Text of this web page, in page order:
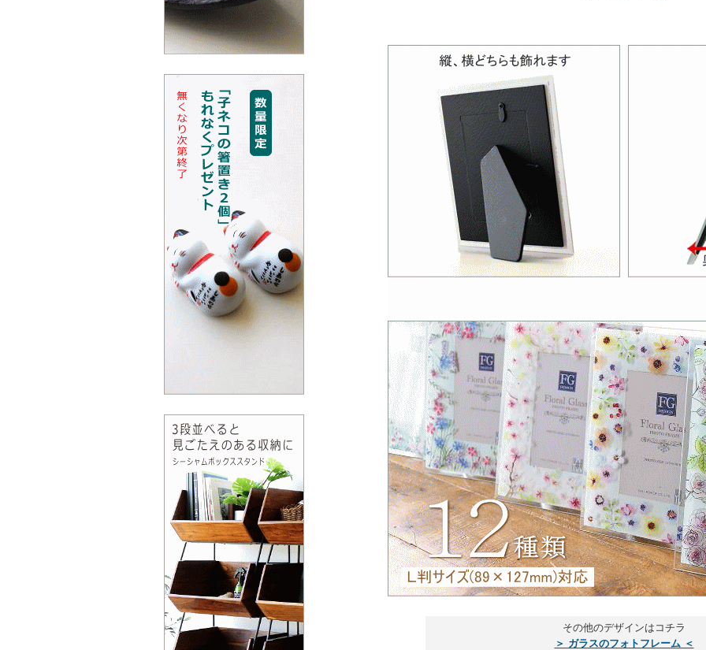
その他のデザインはコチラ
＞ ガラスのフォトフレーム ＜